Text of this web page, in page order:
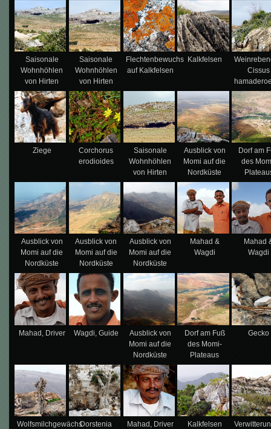
Saisonale
Wohnhöhlen
von Hirten
Saisonale
Wohnhöhlen
von Hirten
Flechtenbewuchs
auf Kalkfelsen
Kalkfelsen
Cissus
Ziege
Corchorus
erodioides
Saisonale
Wohnhöhlen
von Hirten
Ausblick von
Momi auf die
Nordküste
Dorf am
des
Ausblick von
Momi auf die
Nordküste
Ausblick von
Momi auf die
Nordküste
Ausblick von
Momi auf die
Nordküste
Mahad &
Wagdi
Mahad
Wagdi
Mahad, Driver Wagdi, Guide
Ausblick von
Momi auf die
Nordküste
Dorf am Fuß
des Momi-
Plateaus
Gecko
WolfsmilchgewächsDorstenia
Mahad, Driver Kalkfelsen